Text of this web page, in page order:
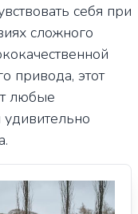
себя при
сложного
привода, этот
любые
удивительно